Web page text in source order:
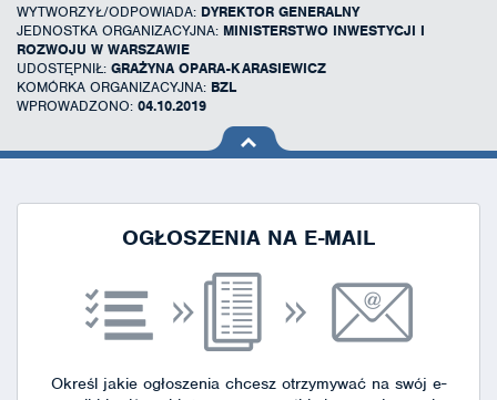
WYTWORZYŁ/ODPOWIADA: DYREKTOR GENERALNY
JEDNOSTKA ORGANIZACYJNA: MINISTERSTWO INWESTYCJI I
ROZWOJU W WARSZAWIE
UDOSTĘPNIŁ: GRAŻYNA OPARA-KARASIEWICZ
KOMÓRKA ORGANIZACYJNA: BZL
WPROWADZONO: 04.10.2019
na górę
OGŁOSZENIA NA E-MAIL
Określ jakie ogłoszenia chcesz otrzymywać na swój e-